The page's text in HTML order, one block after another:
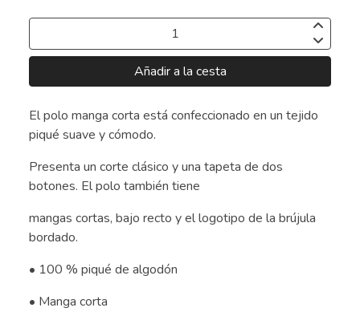
Añadir a la cesta
El polo manga corta está confeccionado en un tejido
piqué suave y cómodo.
Presenta un corte clásico y una tapeta de dos
botones. El polo también tiene
mangas cortas, bajo recto y el logotipo de la brújula
bordado.
• 100 % piqué de algodón
• Manga corta